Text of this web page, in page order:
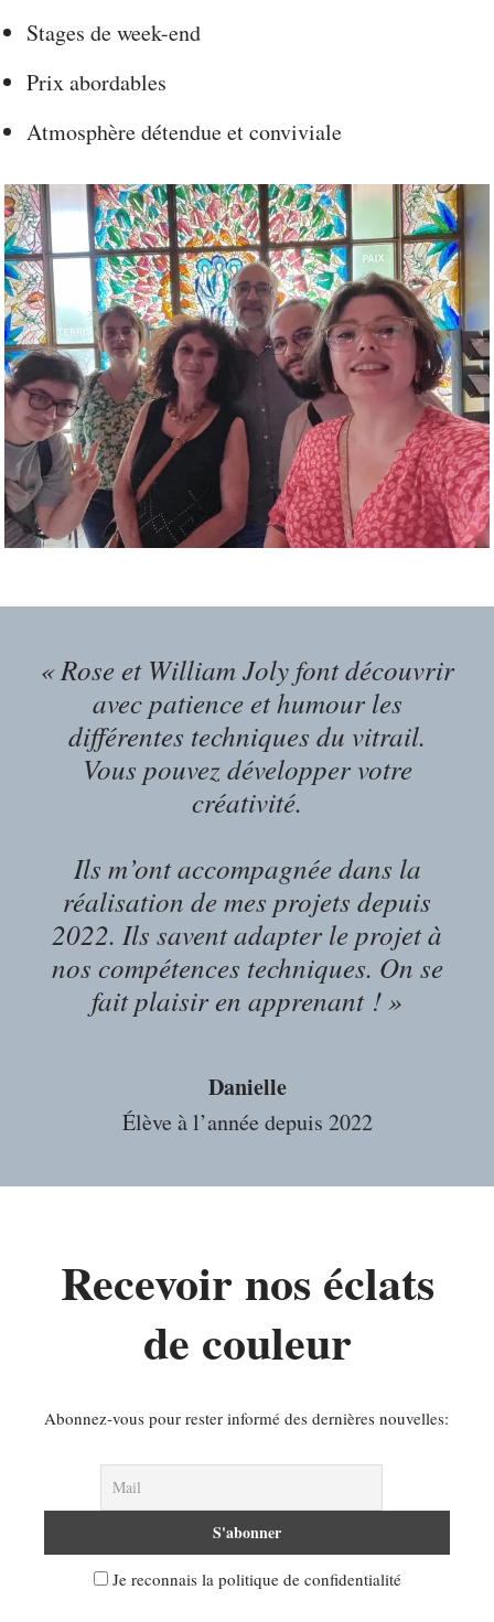
Stages de week-end
Prix abordables
Atmosphère détendue et conviviale
« Rose et William Joly font découvrir
avec patience et humour les
différentes techniques du vitrail.
Vous pouvez développer votre
créativité.
Ils m’ont accompagnée dans la
réalisation de mes projets depuis
2022. Ils savent adapter le projet à
nos compétences techniques. On se
fait plaisir en apprenant !»
Danielle
Élève à l’année depuis 2022
Recevoir nos éclats
de couleur
Abonnez-vous pour rester informé des dernières nouvelles:
Je reconnais la politique de confidentialité